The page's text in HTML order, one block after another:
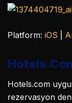
Platform: iOS
Hotels.com
rezervasyon